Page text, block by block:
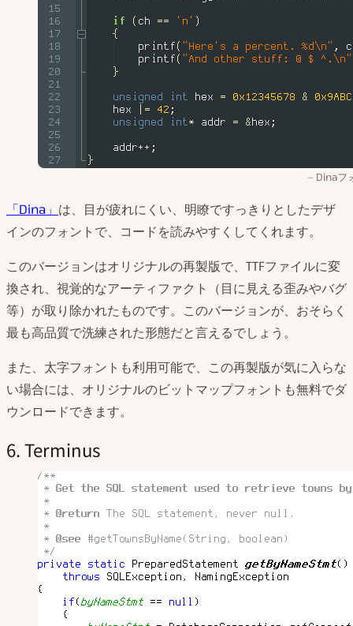
Dinaフ
「Dina」 は、目が疲れにくい、明瞭ですっきりとしたデザ
インのフォントで、コードを読みやすくしてくれます。
このバージョンはオリジナルの再製版で、TTFファイルに変
換され、視覚的なアーティファクト（目に見える歪みやバグ
等）が取り除かれたものです。このバージョンが、おそらく
最も高品質で洗練された形態だと言えるでしょう。
また、太字フォントも利用可能で、この再製版が気に入らな
い場合には、オリジナルのビットマップフォントも無料でダ
ウンロードできます。
6. Terminus